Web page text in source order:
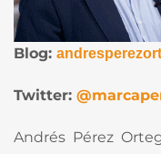
Blog:
Twitter:
Andrés Pérez